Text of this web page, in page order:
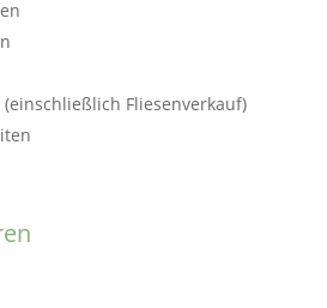
Fliesenverkauf)